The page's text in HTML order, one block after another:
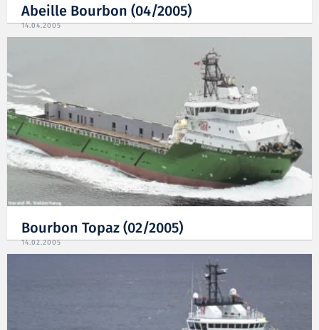
Abeille Bourbon (04/2005)
14.04.2005
Bourbon Topaz (02/2005)
14.02.2005